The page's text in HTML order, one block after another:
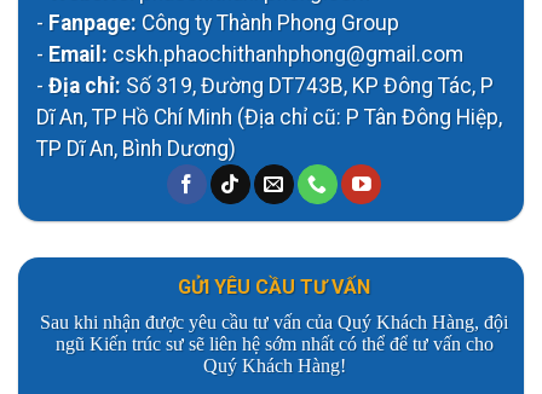
- Fanpage: Công ty Thành Phong Group
- Email: cskh.phaochithanhphong@gmail.com
- Địa chỉ: Số 319, Đường DT743B, KP Đông Tác, P
Dĩ An, TP Hồ Chí Minh (Địa chỉ cũ: P Tân Đông Hiệp,
TP Dĩ An, Bình Dương)
GỬI YÊU CẦU TƯ VẤN
Sau khi nhận được yêu cầu tư vấn của Quý Khách Hàng, đội
ngũ Kiến trúc sư sẽ liên hệ sớm nhất có thể để tư vấn cho
Quý Khách Hàng!